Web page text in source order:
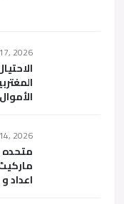
2026
2026
متحدہ
اعداد